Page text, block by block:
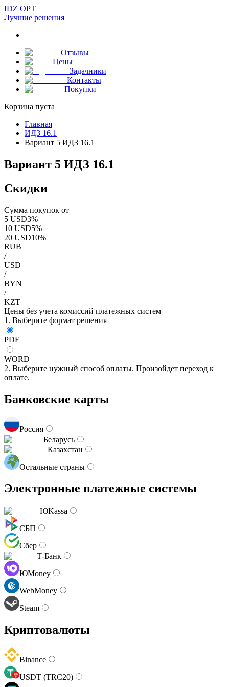
IDZ OPT
Лучшие решения
Отзывы
Цены
Задачники
Контакты
Покупки
Корзина пуста
Главная
ИДЗ 16.1
Вариант 5 ИДЗ 16.1
Вариант 5 ИДЗ 16.1
Скидки
Сумма покупок от
5 USD3%
10 USD5%
20 USD10%
RUB
/
USD
/
BYN
/
KZT
Цены без учета комиссий платежных систем
1. Выберите формат решения
PDF
WORD
2. Выберите нужный способ оплаты. Произойдет переход к
оплате.
Банковские карты
Россия
Беларусь
Казахстан
Остальные страны
Электронные платежные системы
ЮKassa
СБП
Сбер
Т-Банк
ЮMoney
WebMoney
Steam
Криптовалюты
Binance
USDT (TRC20)